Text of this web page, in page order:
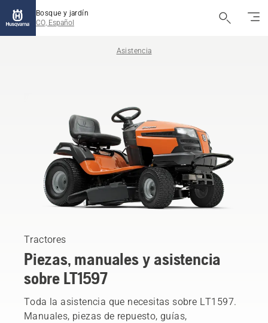
Bosque y jardín
CO, Español
Asistencia
Tractores
Piezas, manuales y asistencia
sobre LT1597
Toda la asistencia que necesitas sobre LT1597.
Manuales, piezas de repuesto, guías,